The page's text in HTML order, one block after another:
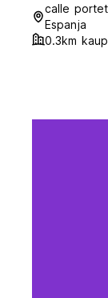
calle
Espanja
0.3km